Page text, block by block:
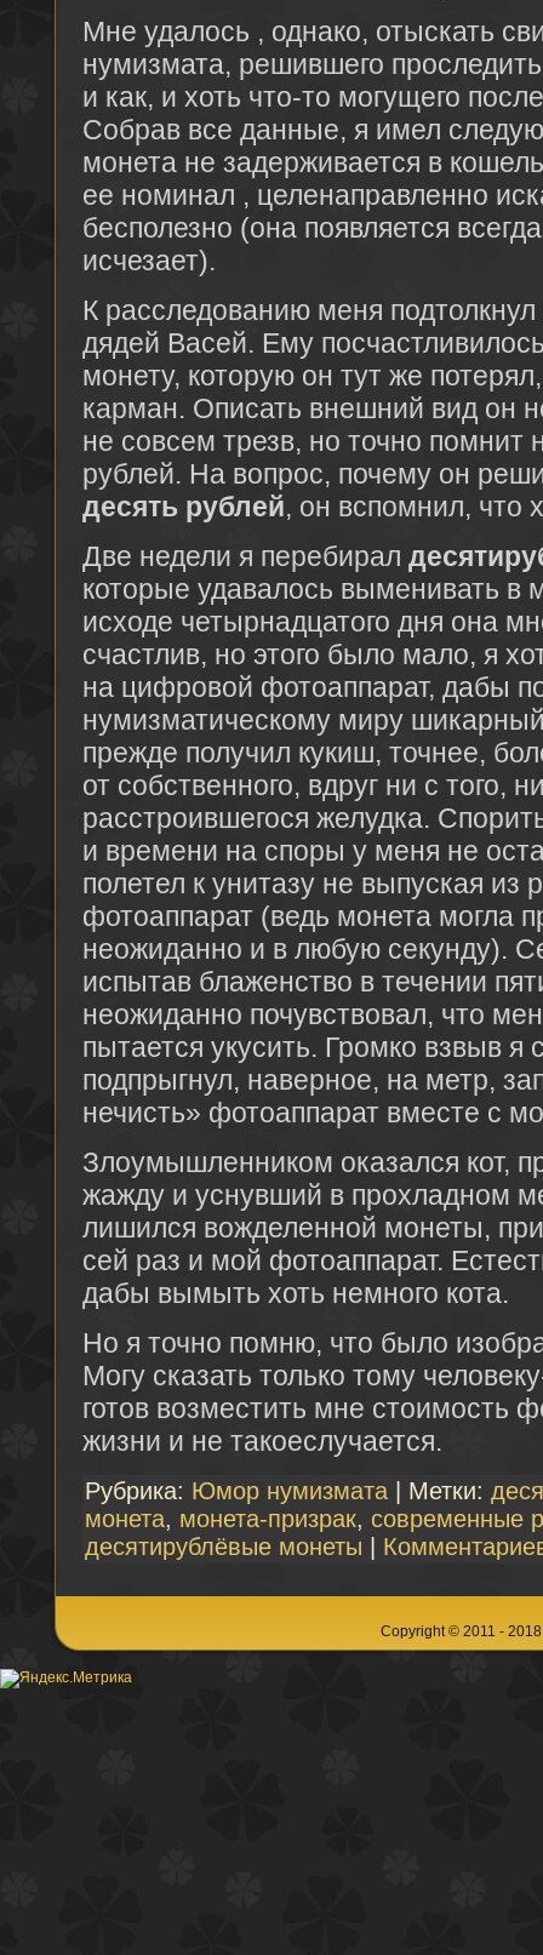
Мне удалось , однако, отыскать
нумизмата, решившего
и как, и хоть что-то могущего
Собрав все данные, я имел
монета не задерживается в
ее номинал , целенаправленно
бесполезно (она появляется
исчезает).
К расследованию меня
дядей Васей. Ему
монету, которую он тут же
карман. Описать внешний вид он
не совсем трезв, но точно помнит
рублей. На вопрос, почему он
десять рублей, он вспомнил, что
Две недели я перебирал
которые удавалось выменивать в
исходе четырнадцатого дня она
счастлив, но этого было мало, я
на цифровой фотоаппарат, дабы
нумизматическому миру
прежде получил кукиш, точнее,
от собственного, вдруг ни с того,
расстроившегося желудка.
и времени на споры у меня не
полетел к унитазу не выпуская из
фотоаппарат (ведь монета могла
неожиданно и в любую секунду).
испытав блаженство в течении
неожиданно почувствовал, что
пытается укусить. Громко взвыв
подпрыгнул, наверное, на метр,
нечисть» фотоаппарат вместе с
Злоумышленником оказался кот,
жажду и уснувший в прохладном
лишился вожделенной монеты,
сей раз и мой фотоаппарат.
дабы вымыть хоть немного кота.
Но я точно помню, что было
Могу сказать только тому
готов возместить мне стоимость
жизни и не такоеслучается.
Рубрика: Юмор нумизмата | Метки:
монета, монета-призрак, современные
десятирублёвые монеты
Copyright © 2011 -